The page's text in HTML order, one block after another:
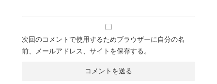
次回のコメントで使用するためブラウザーに自分の名
前、メールアドレス、サイトを保存する。